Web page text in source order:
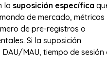
la suposición específica
de mercado, métricas
de pre-registros o
Si la suposición
MAU, tiempo de sesión